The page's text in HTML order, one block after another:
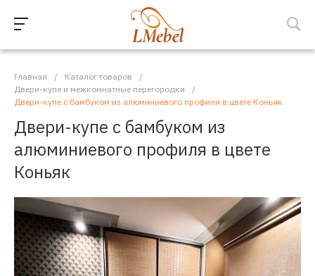
Главная / Каталог товаров
/
Двери-купе и межкомнатные перегородки
/
Двери-купе с бамбуком из алюминиевого профиля в цвете Коньяк
Двери-купе с бамбуком из
алюминиевого профиля в цвете
Коньяк